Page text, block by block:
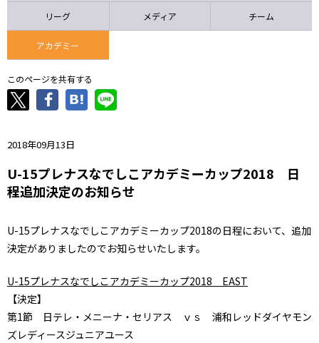
リーグ メディア チーム
アカデミー
このページを共有する
2018年09月13日
U-15プレナスなでしこアカデミーカップ2018 日
程追加決定のお知らせ
U-15プレナスなでしこアカデミーカップ2018の日程において、追加
決定がありましたのでお知らせいたします。
U-15プレナスなでしこアカデミーカップ2018 EAST
【決定】
第1節 日テレ・メニーナ・セリアス ｖｓ 浦和レッドダイヤモン
ズレディースジュニアユース